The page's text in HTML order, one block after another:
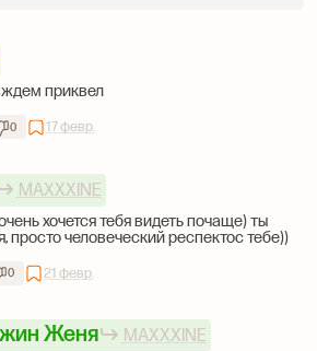
приквел
0 17 февр.
MAXXXINE
хочется тебя видеть почаще) ты
просто человеческий респектос тебе))
0 21 февр.
Женя
MAXXXINE